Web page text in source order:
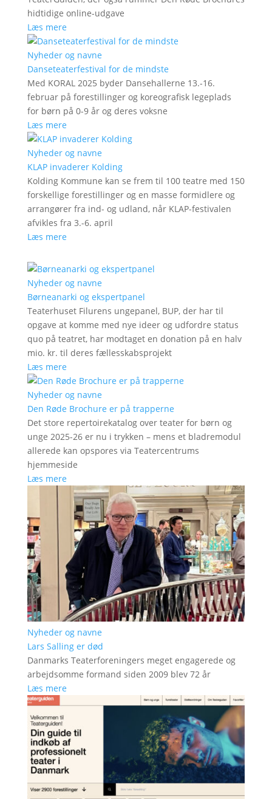
hidtidige online-udgave
Læs mere
Nyheder og navne
Danseteaterfestival for de mindste
Med KORAL 2025 byder Dansehallerne 13.-16.
februar på forestillinger og koreografisk legeplads
for børn på 0-9 år og deres voksne
Læs mere
Nyheder og navne
KLAP invaderer Kolding
Kolding Kommune kan se frem til 100 teatre med 150
forskellige forestillinger og en masse formidlere og
arrangører fra ind- og udland, når KLAP-festivalen
afvikles fra 3.-6. april
Læs mere
Nyheder og navne
Børneanarki og ekspertpanel
Teaterhuset Filurens ungepanel, BUP, der har til
opgave at komme med nye ideer og udfordre status
quo på teatret, har modtaget en donation på en halv
mio. kr. til deres fællesskabsprojekt
Læs mere
Nyheder og navne
Den Røde Brochure er på trapperne
Det store repertoirekatalog over teater for børn og
unge 2025-26 er nu i trykken – mens et bladremodul
allerede kan opspores via Teatercentrums
hjemmeside
Læs mere
Nyheder og navne
Lars Salling er død
Danmarks Teaterforeningers meget engagerede og
arbejdsomme formand siden 2009 blev 72 år
Læs mere